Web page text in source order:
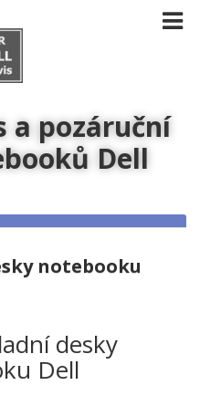
a pozáruční
Dell
notebooku
desky
Dell